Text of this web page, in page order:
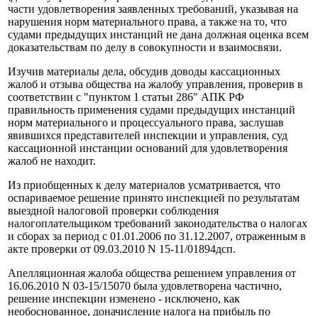
части удовлетворения заявленных требований, указывая на
нарушения норм материального права, а также на то, что
судами предыдущих инстанций не дана должная оценка всем
доказательствам по делу в совокупности и взаимосвязи.
Изучив материалы дела, обсудив доводы кассационных
жалоб и отзыва общества на жалобу управления, проверив в
соответствии с "пунктом 1 статьи 286" АПК РФ
правильность применения судами предыдущих инстанций
норм материального и процессуального права, заслушав
явившихся представителей инспекции и управления, суд
кассационной инстанции оснований для удовлетворения
жалоб не находит.
Из приобщенных к делу материалов усматривается, что
оспариваемое решение принято инспекцией по результатам
выездной налоговой проверки соблюдения
налогоплательщиком требований законодательства о налогах
и сборах за период с 01.01.2006 по 31.12.2007, отраженным в
акте проверки от 09.03.2010 N 15-11/01894дсп.
Апелляционная жалоба общества решением управления от
16.06.2010 N 03-15/15070 была удовлетворена частично,
решение инспекции изменено - исключено, как
необоснованное, доначисление налога на прибыль по